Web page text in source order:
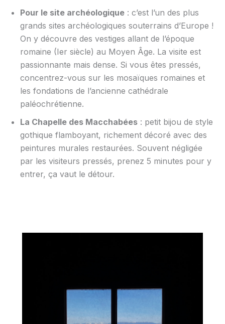
Pour le site archéologique : c’est l’un des plus
grands sites archéologiques souterrains d’Europe !
On y découvre des vestiges allant de l’époque
romaine (Ier siècle) au Moyen Âge. La visite est
passionnante mais dense. Si vous êtes pressés,
concentrez-vous sur les mosaïques romaines et
les fondations de l’ancienne cathédrale
paléochrétienne.
La Chapelle des Macchabées : petit bijou de style
gothique flamboyant, richement décoré avec des
peintures murales restaurées. Souvent négligée
par les visiteurs pressés, prenez 5 minutes pour y
entrer, ça vaut le détour.